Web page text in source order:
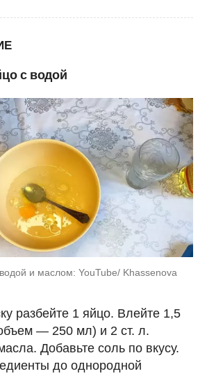
с водой
и маслом: YouTube/ Khassenova
разбейте 1 яйцо. Влейте 1,5
— 250 мл) и 2 ст. л.
Добавьте соль по вкусу.
до однородной